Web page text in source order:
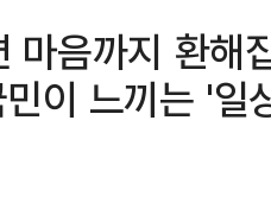
마음까지 환해
이 느끼는 '일